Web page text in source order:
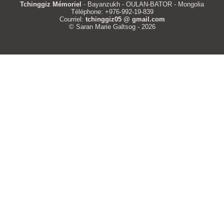
Tchinggiz Mémoriel - Bayanzukh - OULAN-BATOR - Mongolia
Téléphone: +976-992-19-839
Courriel: tchinggiz05 @ gmail.com
© Saran Marie Galtsog - 2026